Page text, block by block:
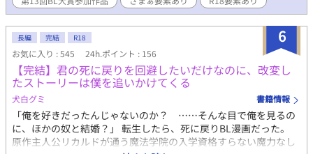
のまま、エルドレッドと再会するが……。 ＊＊＊ オメガバース独
す。AI学習禁止です。
6
長編 完結 R18
お気に入り : 545 24h.ポイント : 156
【完結】君の死に戻りを回避したいだけなのに、改変し
たストーリーは僕を追いかけてくる
犬白グミ 書籍情報
「俺を好きだったんじゃないのか？ ……そんな目で俺を見るの
に、ほかの奴と結婚？」 転生したら、死に戻りBL漫画だった。
原作主人公リカルドが通う魔法学院の入学資格すらない魔力なし